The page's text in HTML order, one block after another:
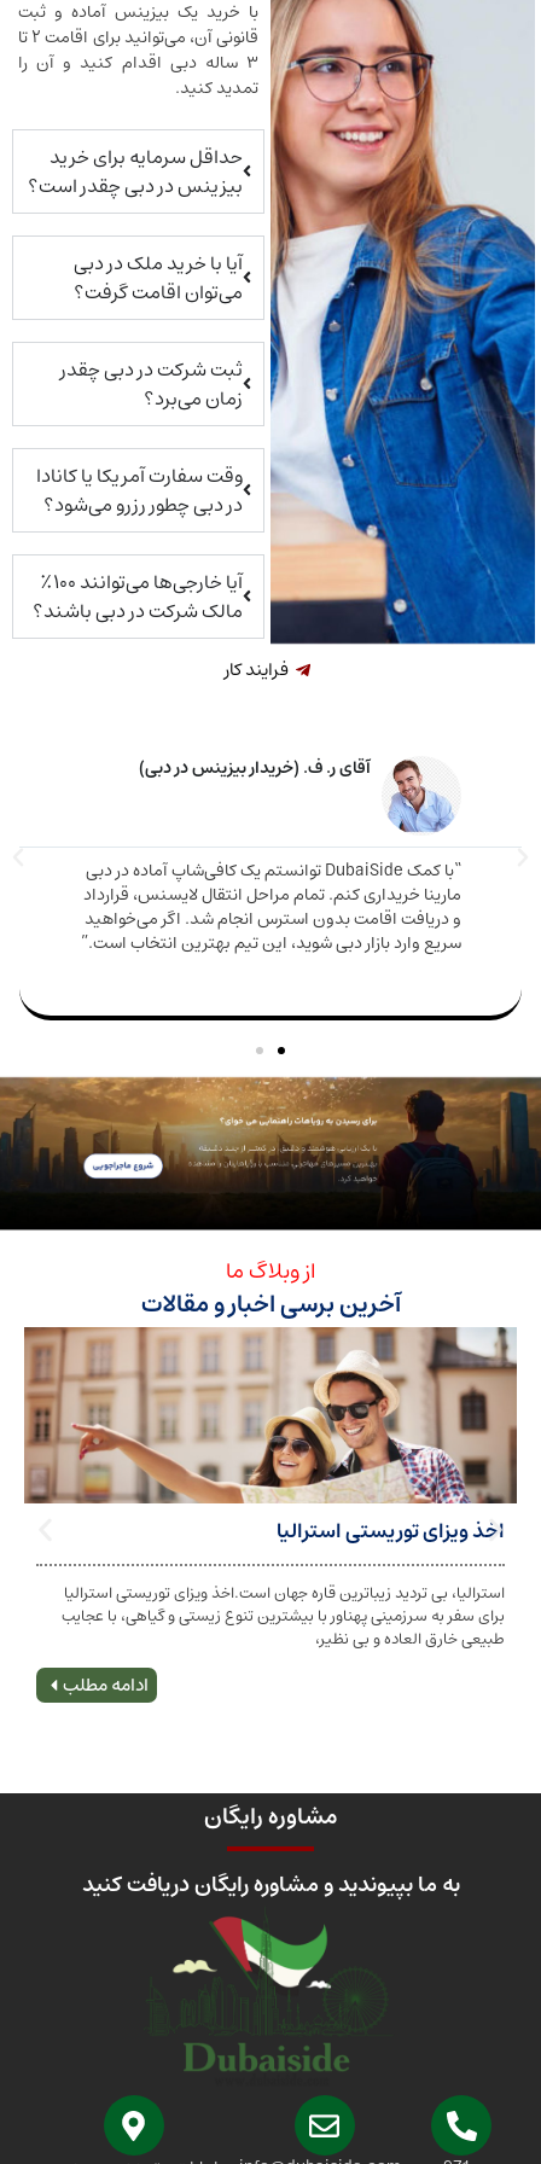
با خرید یک بیزینس آماده و ثبت
قانونی آن، می‌توانید برای اقامت ۲ تا
۳ ساله دبی اقدام کنید و آن را
تمدید کنید.
حداقل سرمایه برای خرید
بیزینس در دبی چقدر است؟
آیا با خرید ملک در دبی
می‌توان اقامت گرفت؟
ثبت شرکت در دبی چقدر
زمان می‌برد؟
وقت سفارت آمریکا یا کانادا
در دبی چطور رزرو می‌شود؟
آیا خارجی‌ها می‌توانند ۱۰۰٪
مالک شرکت در دبی باشند؟
آقای ر. ف. (خریدار بیزینس در دبی)
“با کمک DubaiSide توانستم یک کافی‌شاپ آماده در دبی
خریداری کنم. تمام مراحل انتقال لایسنس، قرارداد
اقامت بدون استرس انجام شد. اگر می‌خواهید
وارد بازار دبی شوید، این تیم بهترین انتخاب است.”
آخرین برسی اخبار و مقالات
توریستی استرالیا
تردید زیباترین قاره جهان است.اخذ ویزای توریستی استرالیا
سرزمینی پهناور با بیشترین تنوع زیستی و گیاهی، با عجایب
العاده و بی نظیر،
تابعیت و اخذ
شخص به دولت
مشاوره رایگان
بپیوندید و مشاوره رایگان دریافت کنید